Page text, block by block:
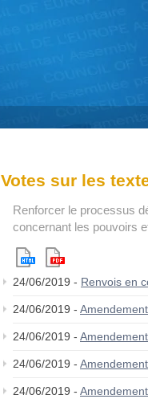
Votes sur les
Renforcer le processus
concernant les pouvoirs
24/06/2019 - Renvois en
24/06/2019 -
24/06/2019 -
24/06/2019 -
24/06/2019 -